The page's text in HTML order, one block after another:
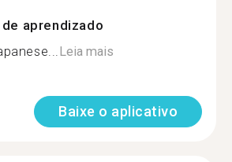
aprendizado
Leia mais
Baixe o aplicativo